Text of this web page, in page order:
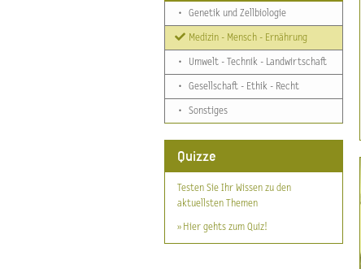
• Genetik und Zellbiologie
Medizin - Mensch - Ernährung
• Umwelt - Technik - Landwirtschaft
• Gesellschaft - Ethik - Recht
• Sonstiges
Quizze
Testen Sie Ihr Wissen zu den
aktuellsten Themen
» Hier gehts zum Quiz!